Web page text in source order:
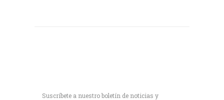
Suscríbete a nuestro boletín de noticias y